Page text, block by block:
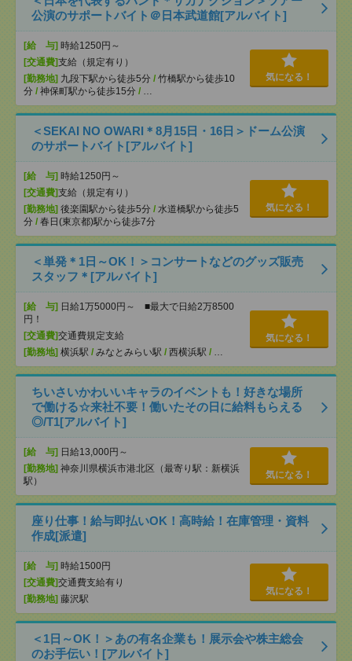
公演のサポートバイト＠日本武道館[アルバイト]
[給 与] 時給1250円～
[交通費]支給（規定有り）
[勤務地] 九段下駅から徒歩5分 / 竹橋駅から徒歩10
分 / 神保町駅から徒歩15分 / …
気になる！
＜SEKAI NO OWARI＊8月15日・16日＞ドーム公演
のサポートバイト[アルバイト]
[給 与] 時給1250円～
[交通費]支給（規定有り）
[勤務地] 後楽園駅から徒歩5分 / 水道橋駅から徒歩5
分 / 春日(東京都)駅から徒歩7分
気になる！
＜単発＊1日～OK！＞コンサートなどのグッズ販売
スタッフ＊[アルバイト]
[給 与] 日給1万5000円～ ■最大で日給2万8500
円！
[交通費]交通費規定支給
[勤務地] 横浜駅 / みなとみらい駅 / 西横浜駅 / …
気になる！
ちいさいかわいいキャラのイベントも！好きな場所
で働ける☆来社不要！働いたその日に給料もらえる
◎/T1[アルバイト]
[給 与] 日給13,000円～
[勤務地] 神奈川県横浜市港北区（最寄り駅：新横浜
駅）
気になる！
座り仕事！給与即払いOK！高時給！在庫管理・資料
作成[派遣]
[給 与] 時給1500円
[交通費]交通費支給有り
[勤務地] 藤沢駅
気になる！
＜1日～OK！＞あの有名企業も！展示会や株主総会
のお手伝い！[アルバイト]